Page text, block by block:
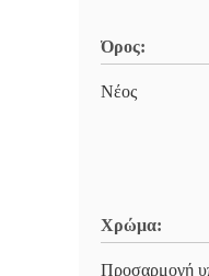
Όρος:
Νέος
Χρώμα:
Προσαρμογή